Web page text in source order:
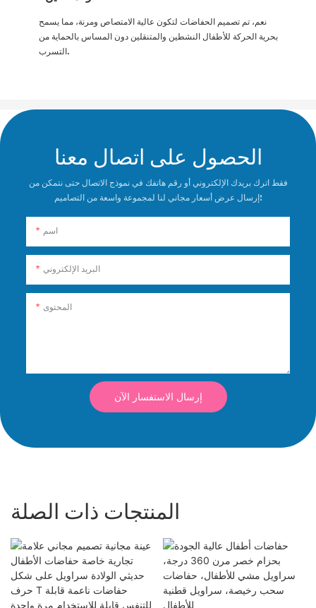
نعم، تم تصميم الحفاضات لتكون عالية الامتصاص ومرنة، مما يسمح
بحرية الحركة للأطفال النشطين والمتنقلين دون المساس بالحماية من
التسرب.
الحصول على اتصال معنا
فقط اترك بريدك الإلكتروني أو رقم هاتفك في نموذج الاتصال حتى نتمكن من
إرسال عرض أسعار مجاني لنا لمجموعة واسعة من التصاميم!
اسم
البريد الإلكتروني
المحتوى
إرسال الاستفسار الآن
المنتجات ذات الصلة